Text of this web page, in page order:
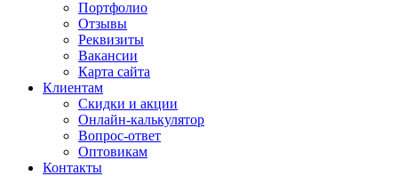
Портфолио
Отзывы
Реквизиты
Вакансии
Карта сайта
Клиентам
Скидки и акции
Онлайн-калькулятор
Вопрос-ответ
Оптовикам
Контакты